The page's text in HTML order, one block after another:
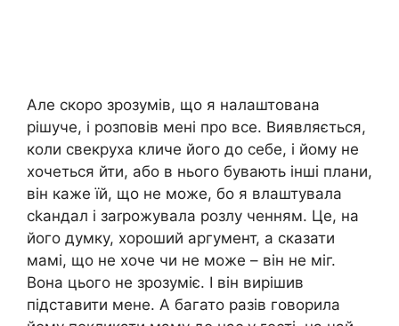
Але скоро зрозумів, що я налаштована
рішуче, і розповів мені про все. Виявляється,
коли свекруха кличе його до себе, і йому не
хочеться йти, або в нього бувають інші плани,
він каже їй, що не може, бо я влаштувала
сkандал і заrрожувала розлу ченням. Це, на
його думку, хороший аргумент, а сказати
мамі, що не хоче чи не може – він не міг.
Вона цього не зрозуміє. І він вирішив
підставити мене. А багато разів говорила